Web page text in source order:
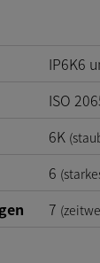
IP6K6
ISO
6K
6
7